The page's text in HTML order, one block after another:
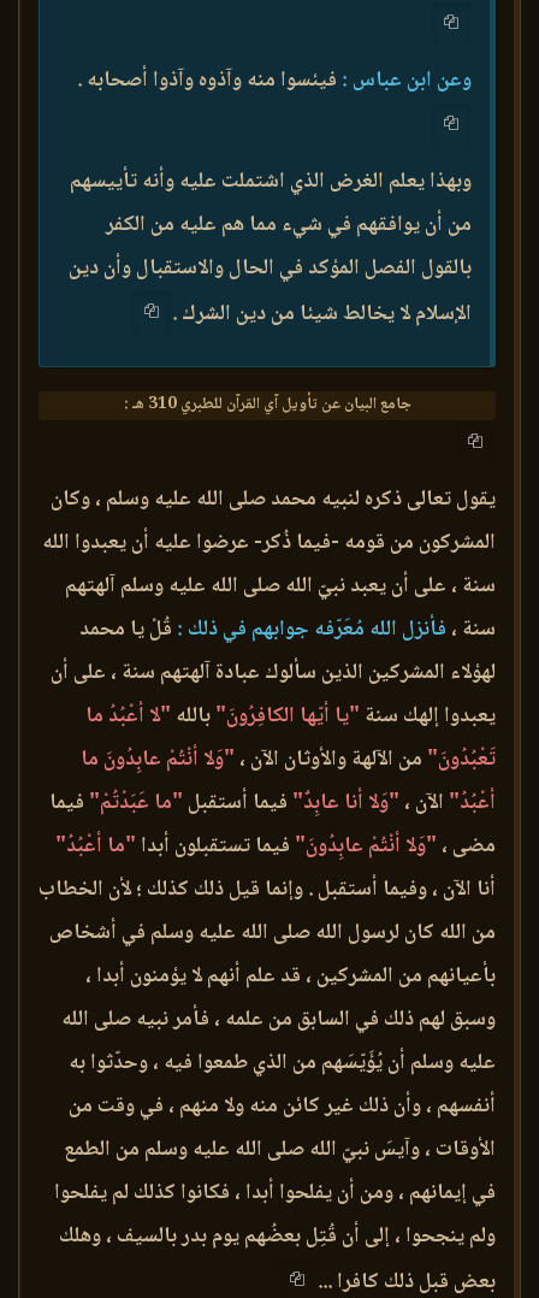
وعن ابن عباس : فيئسوا منه وآذوه وآذوا أصحابه .
وبهذا يعلم الغرض الذي اشتملت عليه وأنه تأييسهم
من أن يوافقهم في شيء مما هم عليه من الكفر
بالقول الفصل المؤكد في الحال والاستقبال وأن دين
الإسلام لا يخالط شيئا من دين الشرك .
جامع البيان عن تأويل آي القرآن للطبري 310 هـ :
يقول تعالى ذكره لنبيه محمد صلى الله عليه وسلم ، وكان
المشركون من قومه -فيما ذُكر- عرضوا عليه أن يعبدوا الله
سنة ، على أن يعبد نبيّ الله صلى الله عليه وسلم آلهتهم
سنة ، فأنزل الله مُعَرّفه جوابهم في ذلك : قُلْ يا محمد
لهؤلاء المشركين الذين سألوك عبادة آلهتهم سنة ، على أن
يعبدوا إلهك سنة "يا أيّها الكافِرُونَ"بالله "لا أعْبُدُ ما
تَعْبُدُونَ" من الآلهة والأوثان الآن ، "وَلا أنْتُمْ عابِدُونَ ما
أعْبُدُ" الآن ، "وَلا أنا عابِدٌ" فيما أستقبل "ما عَبَدْتُمْ" فيما
مضى ، "وَلا أنْتُمْ عابِدُونَ" فيما تستقبلون أبدا "ما أعْبُدُ"
أنا الآن ، وفيما أستقبل . وإنما قيل ذلك كذلك ؛ لأن الخطاب
من الله كان لرسول الله صلى الله عليه وسلم في أشخاص
بأعيانهم من المشركين ، قد علم أنهم لا يؤمنون أبدا ،
وسبق لهم ذلك في السابق من علمه ، فأمر نبيه صلى الله
عليه وسلم أن يُؤَيّسَهم من الذي طمعوا فيه ، وحدّثوا به
أنفسهم ، وأن ذلك غير كائن منه ولا منهم ، في وقت من
الأوقات ، وآيسَ نبيّ الله صلى الله عليه وسلم من الطمع
في إيمانهم ، ومن أن يفلحوا أبدا ، فكانوا كذلك لم يفلحوا
ولم ينجحوا ، إلى أن قُتِل بعضُهم يوم بدر بالسيف ، وهلك
بعض قبل ذلك كافرا ...